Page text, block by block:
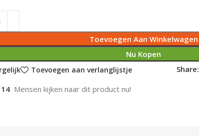
Toevoegen Aan Winkelwagen
Nu Kopen
Toevoegen aan verlanglijstje Share:
14 Mensen kijken naar dit product nu!